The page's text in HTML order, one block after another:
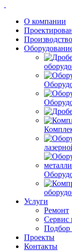
О компании
Производство
Услуги
Ремонт
Сервис
Подбор
Проекты
Контакты